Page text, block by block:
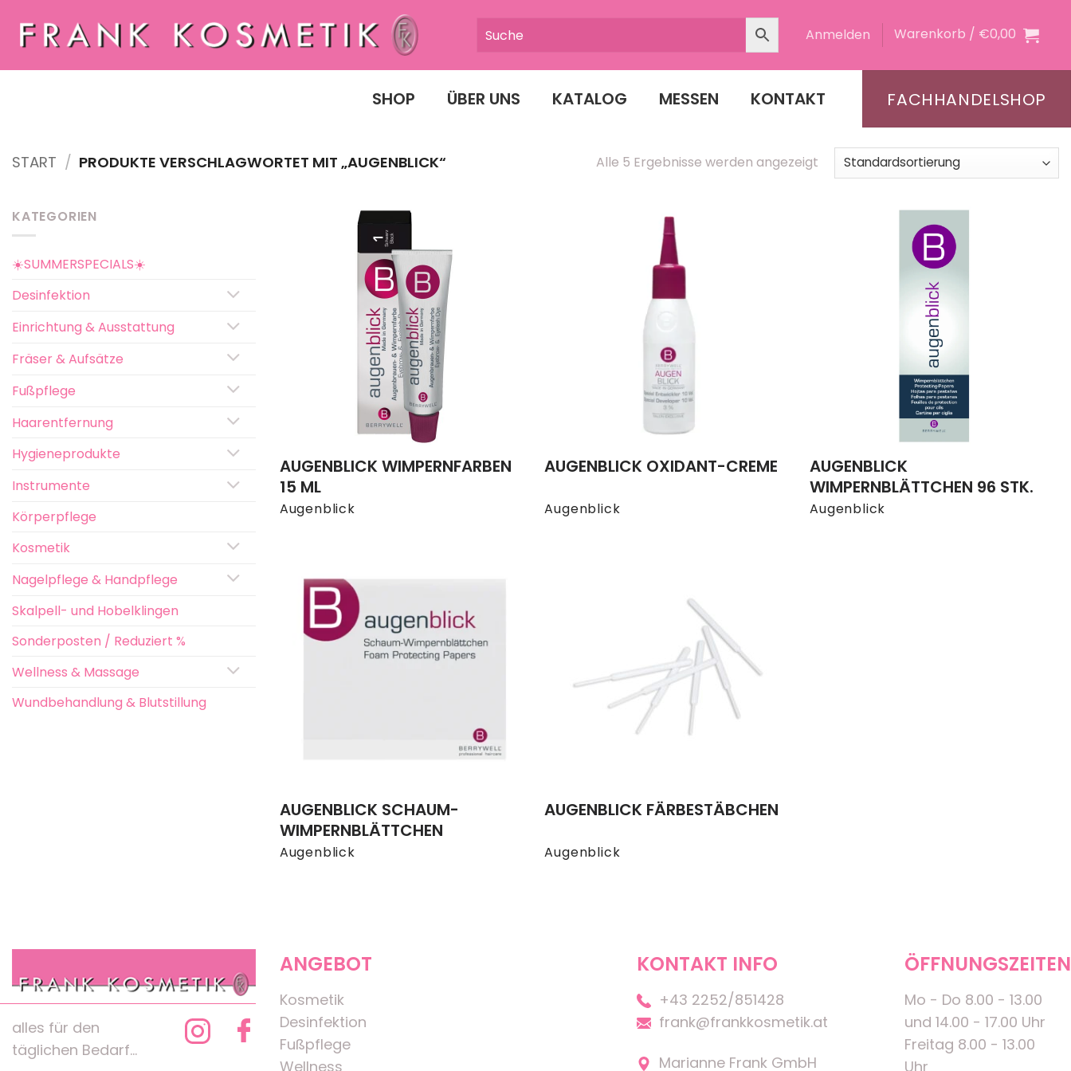
Inhalt
springen
Anmelden Warenkorb / €0,00
SHOP ÜBER UNS KATALOG MESSEN KONTAKT FACHHANDELSHOP
START / PRODUKTE VERSCHLAGWORTET MIT „AUGENBLICK“ Alle 5 Ergebnisse werden angezeigt
KATEGORIEN
☀️SUMMERSPECIALS☀️
Desinfektion
Einrichtung & Ausstattung
Fräser & Aufsätze
Fußpflege
Haarentfernung
Hygieneprodukte
Instrumente
Körperpflege
Kosmetik
Nagelpflege & Handpflege
Skalpell- und Hobelklingen
Sonderposten / Reduziert %
Wellness & Massage
Wundbehandlung & Blutstillung
Augenblick
AUGENBLICK WIMPERNFARBEN
15 ML
Augenblick
AUGENBLICK OXIDANT-CREME
Augenblick
AUGENBLICK
WIMPERNBLÄTTCHEN 96 STK.
Augenblick
AUGENBLICK SCHAUM-
WIMPERNBLÄTTCHEN
Augenblick
AUGENBLICK FÄRBESTÄBCHEN
alles für den
täglichen Bedarf...
ANGEBOT
Kosmetik
Desinfektion
Fußpflege
Wellness
KONTAKT INFO
+43 2252/851428
frank@frankkosmetik.at
Marianne Frank GmbH
ÖFFNUNGSZEITEN
Mo - Do 8.00 - 13.00
und 14.00 - 17.00 Uhr
Freitag 8.00 - 13.00
Uhr